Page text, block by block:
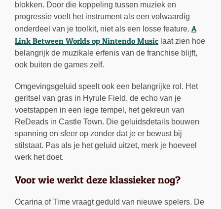
blokken. Door die koppeling tussen muziek en
progressie voelt het instrument als een volwaardig
onderdeel van je toolkit, niet als een losse feature. A
Link Between Worlds op Nintendo Music laat zien hoe
belangrijk de muzikale erfenis van de franchise blijft,
ook buiten de games zelf.
Omgevingsgeluid speelt ook een belangrijke rol. Het
geritsel van gras in Hyrule Field, de echo van je
voetstappen in een lege tempel, het gekreun van
ReDeads in Castle Town. Die geluidsdetails bouwen
spanning en sfeer op zonder dat je er bewust bij
stilstaat. Pas als je het geluid uitzet, merk je hoeveel
werk het doet.
Voor wie werkt deze klassieker nog?
Ocarina of Time vraagt geduld van nieuwe spelers. De